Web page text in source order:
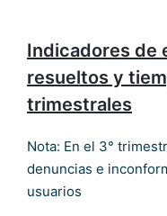
Indicadores de
resueltos y
trimestrales
Nota: En el 3°
denuncias e
usuarios